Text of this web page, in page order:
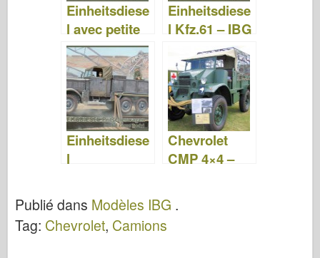
Einheitsdiese
l avec petite
cuisine de
campagne
Hf.14 – IBG
35007
Einheitsdiese
l Kfz.61 – IBG
35004
Einheitsdiese
l
en – IBG
35003
Chevrolet
CMP 4×4 –
Publié dans Modèles IBG .
Tag: Chevrolet, Camions